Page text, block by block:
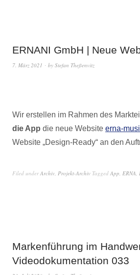
ERNANI GmbH | Neue
7. März 2021 by Stefan Theßenvitz
Wir erstellen im Rahmen des
die App die neue Website erna-
Website „Design-Ready“ an den
Filed underArchiv, Projekt-Archiv Tagged App, ERNA,
Markenführung im
Videodokumentation 033